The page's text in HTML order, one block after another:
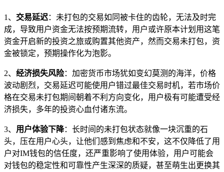
1、 交易延迟：未打包的交易如同被卡住的齿轮，无法及时完
成，导致用户资金无法按预期流转，用户或许原本计划用这笔
资金开启新的投资之旅或购置其他资产，然而交易未打包，资
金被锁定，预期操作化为泡影。
2、 经济损失风险：加密货币市场犹如变幻莫测的海洋，价格
波动剧烈，交易延迟可能使用户错过最佳交易时机，若市场价
格在交易未打包期间朝着不利方向变化，用户极有可能遭受经
济损失，多年的投资心血付诸东流。
3、 用户体验下降：长时间的未打包状态就像一块沉重的石
头，压在用户心头，让他们感到焦虑和不安，这不仅降低了用
户对IM钱包的信任度，还严重影响了使用体验，用户可能会
对钱包的稳定性和可靠性产生深深的质疑，甚至萌生出更换其